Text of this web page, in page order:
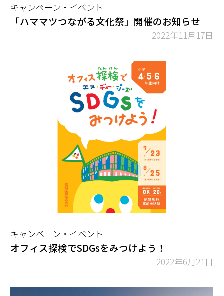
キャンペーン・イベント
「ハママツつながる文化祭」開催のお知らせ
2022年11月17日
キャンペーン・イベント
オフィス探検でSDGsをみつけよう！
2022年6月21日